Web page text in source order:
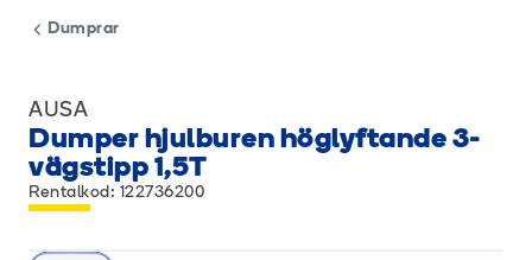
Dumprar
AUSA
Dumper hjulburen höglyftande 3-
vägstipp 1,5T
Rentalkod: 122736200